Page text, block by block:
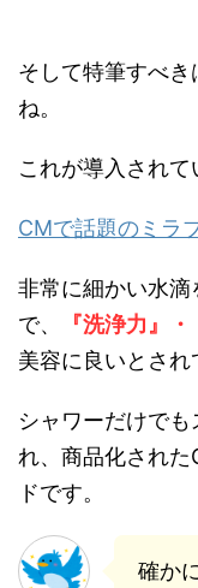
そして特筆すべき
ね。
これが導入されて
CMで話題のミラ
非常に細かい水
で、
『洗浄力』
美容に良いとされ
シャワーだけで
れ、商品化され
ドです。
確か